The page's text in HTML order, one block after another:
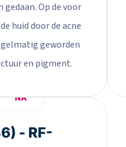
gedaan. Op de voor
huid door de acne
geworden
en pigment.
NA
- RF-